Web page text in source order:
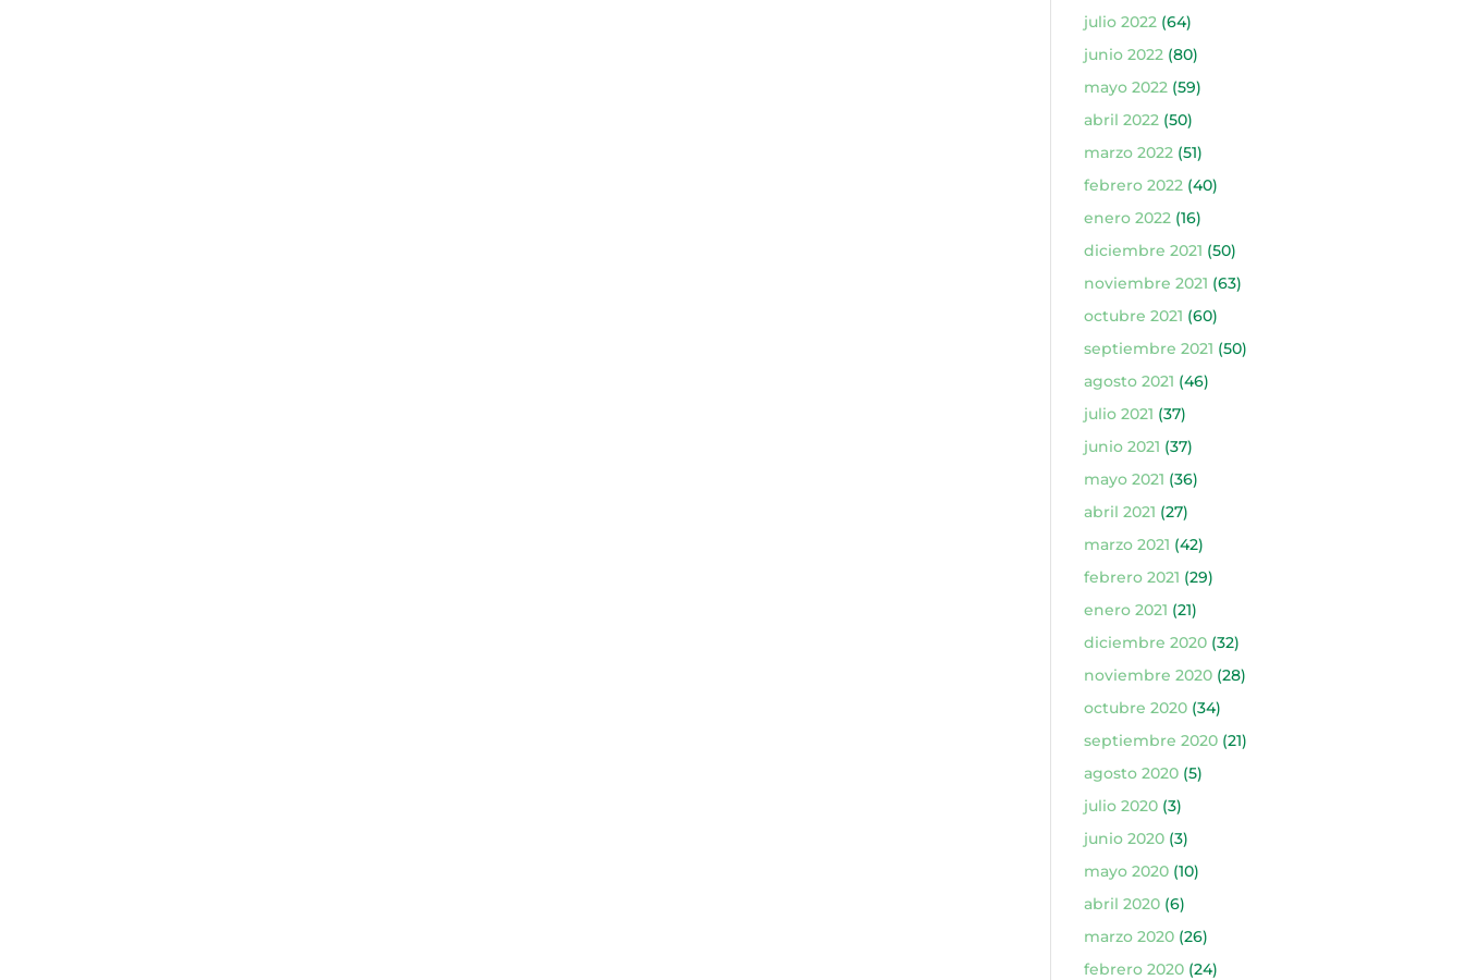
julio 2022(64)
junio 2022(80)
mayo 2022(59)
abril 2022(50)
marzo 2022(51)
febrero 2022(40)
enero 2022(16)
diciembre 2021 (50)
noviembre 2021 (63)
octubre 2021 (60)
septiembre 2021 (50)
agosto 2021 (46)
julio 2021 (37)
junio 2021 (37)
mayo 2021 (36)
abril 2021 (27)
marzo 2021 (42)
febrero 2021 (29)
enero 2021 (21)
diciembre 2020(32)
noviembre 2020(28)
octubre 2020(34)
septiembre 2020(21)
agosto 2020(5)
julio 2020(3)
junio 2020(3)
mayo 2020(10)
abril 2020(6)
marzo 2020(26)
febrero 2020(24)